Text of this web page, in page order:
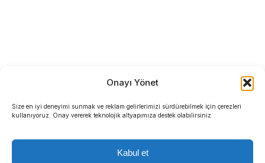
Onayı Yönet
Size en iyi deneyimi sunmak ve reklam gelirlerimizi sürdürebilmek için çerezleri
kullanıyoruz. Onay vererek teknolojik altyapımıza destek olabilirsiniz.
Kabul et